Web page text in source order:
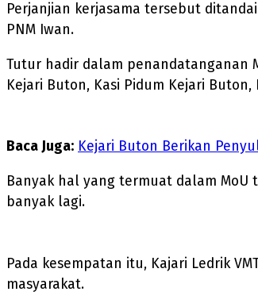
Perjanjian kerjasama tersebut
PNM Iwan.
Tutur hadir dalam penandatanganan
Kejari Buton, Kasi Pidum Kejari
Baca Juga: Kejari Buton Berikan
Banyak hal yang termuat dalam
banyak lagi.
Pada kesempatan itu, Kajari Ledrik
masyarakat.